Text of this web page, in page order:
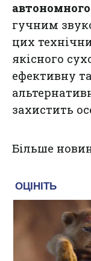
гучним
цих
якісного
ефективну
захистить
Більше